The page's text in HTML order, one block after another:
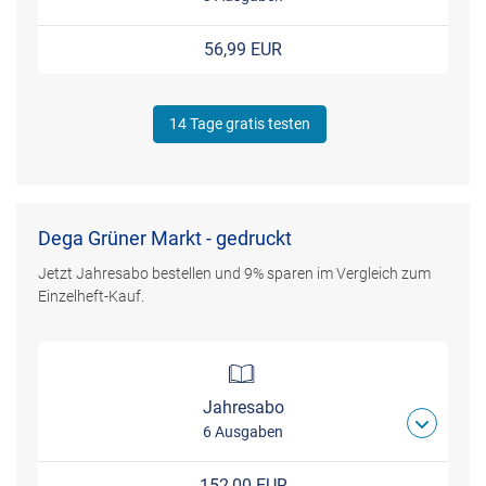
56,99 EUR
14 Tage gratis testen
Dega Grüner Markt - gedruckt
Jetzt Jahresabo bestellen und 9% sparen im Vergleich zum
Einzelheft-Kauf.
Jahresabo
6 Ausgaben